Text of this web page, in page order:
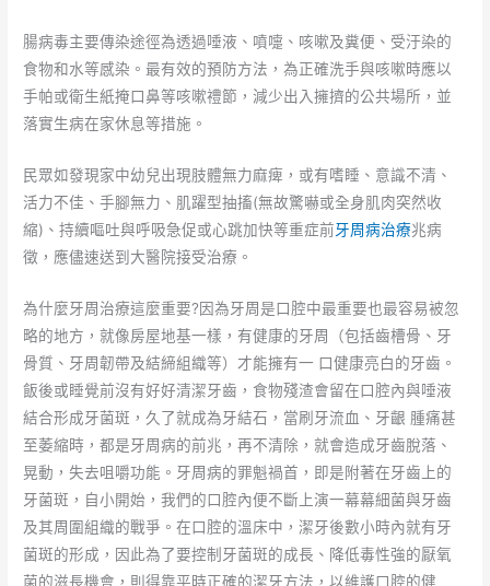
腸病毒主要傳染途徑為透過唾液、噴嚏、咳嗽及糞便、受汙染的
食物和水等感染。最有效的預防方法，為正確洗手與咳嗽時應以
手帕或衛生紙掩口鼻等咳嗽禮節，減少出入擁擠的公共場所，並
落實生病在家休息等措施。
民眾如發現家中幼兒出現肢體無力麻痺，或有嗜睡、意識不清、
活力不佳、手腳無力、肌躍型抽搐(無故驚嚇或全身肌肉突然收
縮)、持續嘔吐與呼吸急促或心跳加快等重症前牙周病治療兆病
徵，應儘速送到大醫院接受治療。
為什麼牙周治療這麼重要?因為牙周是口腔中最重要也最容易被忽
略的地方，就像房屋地基一樣，有健康的牙周（包括齒槽骨、牙
骨質、牙周韌帶及結締組織等）才能擁有一 口健康亮白的牙齒。
飯後或睡覺前沒有好好清潔牙齒，食物殘渣會留在口腔內與唾液
結合形成牙菌斑，久了就成為牙結石，當刷牙流血、牙齦 腫痛甚
至萎縮時，都是牙周病的前兆，再不清除，就會造成牙齒脫落、
晃動，失去咀嚼功能。牙周病的罪魁禍首，即是附著在牙齒上的
牙菌斑，自小開始，我們的口腔內便不斷上演一幕幕細菌與牙齒
及其周圍組織的戰爭。在口腔的溫床中，潔牙後數小時內就有牙
菌斑的形成，因此為了要控制牙菌斑的成長、降低毒性強的厭氧
菌的滋長機會，則得靠平時正確的潔牙方法，以維護口腔的健